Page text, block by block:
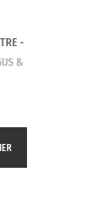
-
&